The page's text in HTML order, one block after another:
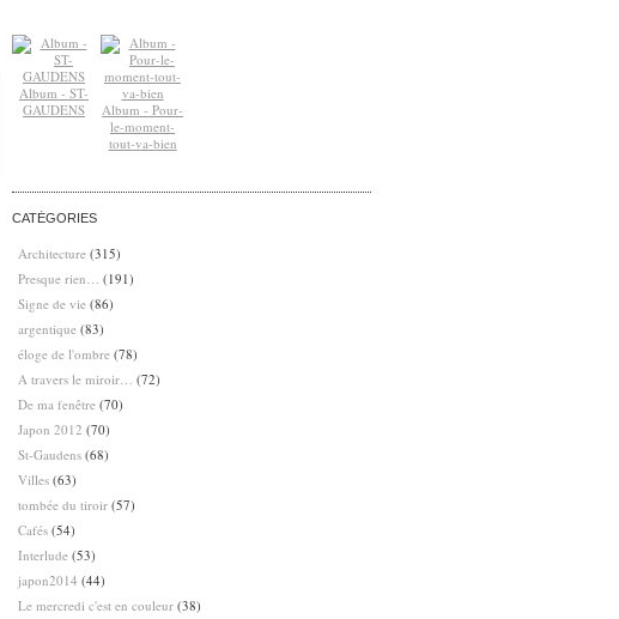
Album - ST-
GAUDENS
Album - Pour-
le-moment-
tout-va-bien
CATÉGORIES
Architecture (315)
Presque rien…
(191)
Signe de vie (86)
argentique (83)
éloge de l'ombre (78)
A travers le miroir…
(72)
De ma fenêtre (70)
Japon 2012 (70)
St-Gaudens (68)
Villes (63)
tombée du tiroir (57)
Cafés (54)
Interlude (53)
japon2014 (44)
Le mercredi c'est en couleur (38)